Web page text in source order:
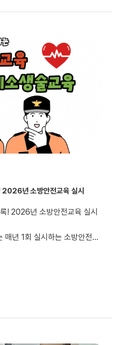
2026년 소방안전교육 실시
! 2026년 소방안전교육 실시
시하는 소방안전교육을 진행했습니다.